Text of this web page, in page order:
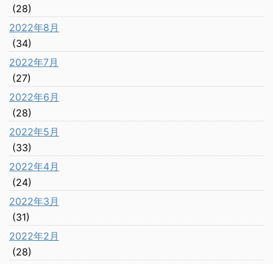
(28)
2022年8月
(34)
2022年7月
(27)
2022年6月
(28)
2022年5月
(33)
2022年4月
(24)
2022年3月
(31)
2022年2月
(28)